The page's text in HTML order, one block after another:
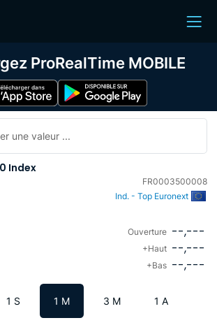
une valeur ...
Index
FR0003500008
Ind. - Top Euronext
Ouverture --,---
+Haut --,---
+Bas --,---
1 S 1 M 3 M 1 A
ProRealTime MOBILE